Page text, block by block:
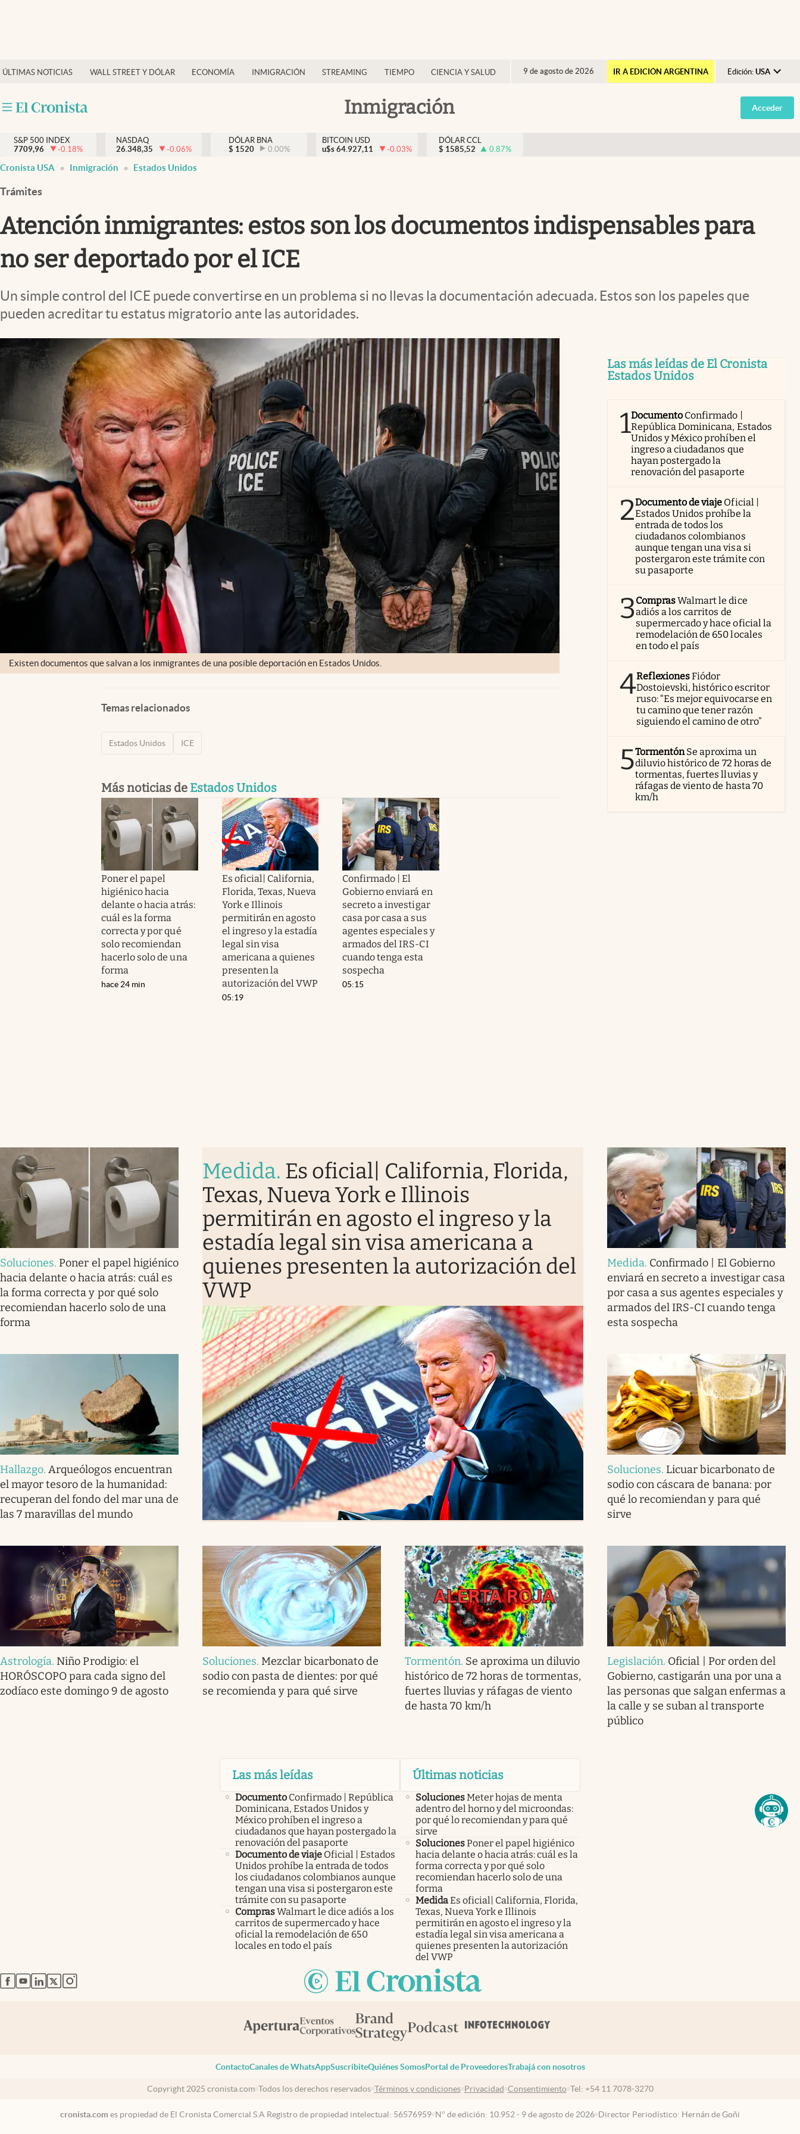
ÚLTIMAS NOTICIAS WALL STREET Y DÓLAR ECONOMÍA INMIGRACIÓN STREAMING TIEMPO CIENCIA Y SALUD 9 de agosto de 2026 IR A EDICIÓN ARGENTINA Edición: USA
Argentina
España
Inmigración
Finanzas y economía
Inmigración
Trending
Streaming
Acceder
S&P 500 INDEX
7709,96
-0.18%
NASDAQ
26.348,35
-0.06%
DÓLAR BNA
$ 1520 0.00%
BITCOIN USD
u$s 64.927,11 -0.03%
DÓLAR CCL
$ 1585,52 0.87%
Cronista USA Inmigración Estados Unidos
Trámites
Atención inmigrantes: estos son los documentos indispensables para
no ser deportado por el ICE
Un simple control del ICE puede convertirse en un problema si no llevas la documentación adecuada. Estos son los papeles que
pueden acreditar tu estatus migratorio ante las autoridades.
Existen documentos que salvan a los inmigrantes de una posible deportación en Estados Unidos.
Temas relacionados
Estados Unidos ICE
Más noticias de Estados Unidos
Poner el papel
higiénico hacia
delante o hacia atrás:
cuál es la forma
correcta y por qué
solo recomiendan
hacerlo solo de una
forma
hace 24 min
Es oficial| California,
Florida, Texas, Nueva
York e Illinois
permitirán en agosto
el ingreso y la estadía
legal sin visa
americana a quienes
presenten la
autorización del VWP
05:19
Confirmado | El
Gobierno enviará en
secreto a investigar
casa por casa a sus
agentes especiales y
armados del IRS-CI
cuando tenga esta
sospecha
05:15
Las más leídas de El Cronista
Estados Unidos
1Documento Confirmado |
República Dominicana, Estados
Unidos y México prohíben el
ingreso a ciudadanos que
hayan postergado la
renovación del pasaporte
2Documento de viaje Oficial |
Estados Unidos prohíbe la
entrada de todos los
ciudadanos colombianos
aunque tengan una visa si
postergaron este trámite con
su pasaporte
3ComprasWalmart le dice
adiós a los carritos de
supermercado y hace oficial la
remodelación de 650 locales
en todo el país
4ReflexionesFiódor
Dostoievski, histórico escritor
ruso: “Es mejor equivocarse en
tu camino que tener razón
siguiendo el camino de otro”
5TormentónSe aproxima un
diluvio histórico de 72 horas de
tormentas, fuertes lluvias y
ráfagas de viento de hasta 70
km/h
Soluciones. Poner el papel higiénico
hacia delante o hacia atrás: cuál es
la forma correcta y por qué solo
recomiendan hacerlo solo de una
forma
Medida. Es oficial| California, Florida,
Texas, Nueva York e Illinois
permitirán en agosto el ingreso y la
estadía legal sin visa americana a
quienes presenten la autorización del
VWP
Medida. Confirmado | El Gobierno
enviará en secreto a investigar casa
por casa a sus agentes especiales y
armados del IRS-CI cuando tenga
esta sospecha
Hallazgo.Arqueólogos encuentran
el mayor tesoro de la humanidad:
recuperan del fondo del mar una de
las 7 maravillas del mundo
Soluciones. Licuar bicarbonato de
sodio con cáscara de banana: por
qué lo recomiendan y para qué
sirve
Astrología. Niño Prodigio: el
HORÓSCOPO para cada signo del
zodíaco este domingo 9 de agosto
Soluciones. Mezclar bicarbonato de
sodio con pasta de dientes: por qué
se recomienda y para qué sirve
Tormentón. Se aproxima un diluvio
histórico de 72 horas de tormentas,
fuertes lluvias y ráfagas de viento
de hasta 70 km/h
Legislación. Oficial | Por orden del
Gobierno, castigarán una por una a
las personas que salgan enfermas a
la calle y se suban al transporte
público
Las más leídas
Documento Confirmado | República
Dominicana, Estados Unidos y
México prohíben el ingreso a
ciudadanos que hayan postergado la
renovación del pasaporte
Documento de viaje Oficial | Estados
Unidos prohíbe la entrada de todos
los ciudadanos colombianos aunque
tengan una visa si postergaron este
trámite con su pasaporte
ComprasWalmart le dice adiós a los
carritos de supermercado y hace
oficial la remodelación de 650
locales en todo el país
Últimas noticias
SolucionesMeter hojas de menta
adentro del horno y del microondas:
por qué lo recomiendan y para qué
sirve
SolucionesPoner el papel higiénico
hacia delante o hacia atrás: cuál es la
forma correcta y por qué solo
recomiendan hacerlo solo de una
forma
MedidaEs oficial| California, Florida,
Texas, Nueva York e Illinois
permitirán en agosto el ingreso y la
estadía legal sin visa americana a
quienes presenten la autorización
del VWP
abre en nueva pestaña
abre en nueva pestaña
abre en nueva pestaña
abre en nueva pestaña
abre en nueva pestaña
ContactoCanales de WhatsAppSuscribiteQuiénes SomosPortal de ProveedoresTrabajá con nosotros
Copyright 2025 cronista.com Todos los derechos reservados Términos y condiciones Privacidad Consentimiento Tel: +54 11 7078-3270
cronista.com es propiedad de El Cronista Comercial S.A Registro de propiedad intelectual: 56576959 N° de edición: 10.952 - 9 de agosto de 2026 Director Periodístico: Hernán de Goñi